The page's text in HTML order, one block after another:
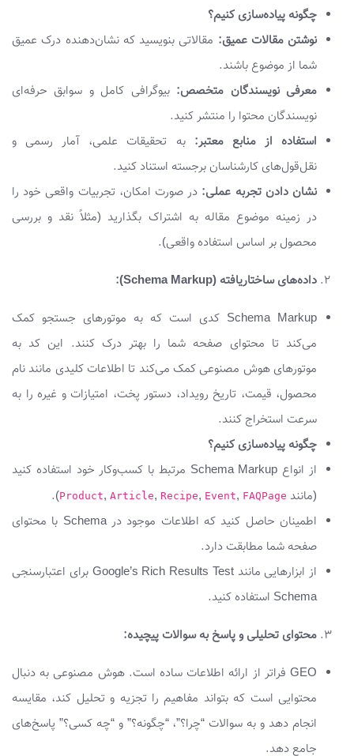
چگونه پیاده‌سازی کنیم؟
نوشتن مقالات عمیق: مقالاتی بنویسید که نشان‌دهنده درک عمیق
شما از موضوع باشند.
معرفی نویسندگان متخصص: بیوگرافی کامل و سوابق حرفه‌ای
نویسندگان محتوا را منتشر کنید.
استفاده از منابع معتبر: به تحقیقات علمی، آمار رسمی و
نقل‌قول‌های کارشناسان برجسته استناد کنید.
نشان دادن تجربه عملی: در صورت امکان، تجربیات واقعی خود را
در زمینه موضوع مقاله به اشتراک بگذارید (مثلاً نقد و بررسی
محصول بر اساس استفاده واقعی).
داده‌های ساختاریافته (Schema Markup):
Schema Markup کدی است که به موتورهای جستجو کمک
می‌کند تا محتوای صفحه شما را بهتر درک کنند. این کد به
موتورهای هوش مصنوعی کمک می‌کند تا اطلاعات کلیدی مانند نام
محصول، قیمت، تاریخ رویداد، دستور پخت، امتیازات و غیره را به
سرعت استخراج کنند.
چگونه پیاده‌سازی کنیم؟
از انواع Schema Markup مرتبط با کسب‌وکار خود استفاده کنید
(مانند
Product, Article, Recipe, Event, FAQPage
).
اطمینان حاصل کنید که اطلاعات موجود در Schema با محتوای
صفحه شما مطابقت دارد.
از ابزارهایی مانند Google’s Rich Results Test برای اعتبارسنجی
Schema استفاده کنید.
محتوای تحلیلی و پاسخ به سوالات پیچیده:
GEO فراتر از ارائه اطلاعات ساده است. هوش مصنوعی به دنبال
محتوایی است که بتواند مفاهیم را تجزیه و تحلیل کند، مقایسه
انجام دهد و به سوالات “چرا؟”، “چگونه؟” و “چه کسی؟” پاسخ‌های
جامع دهد.